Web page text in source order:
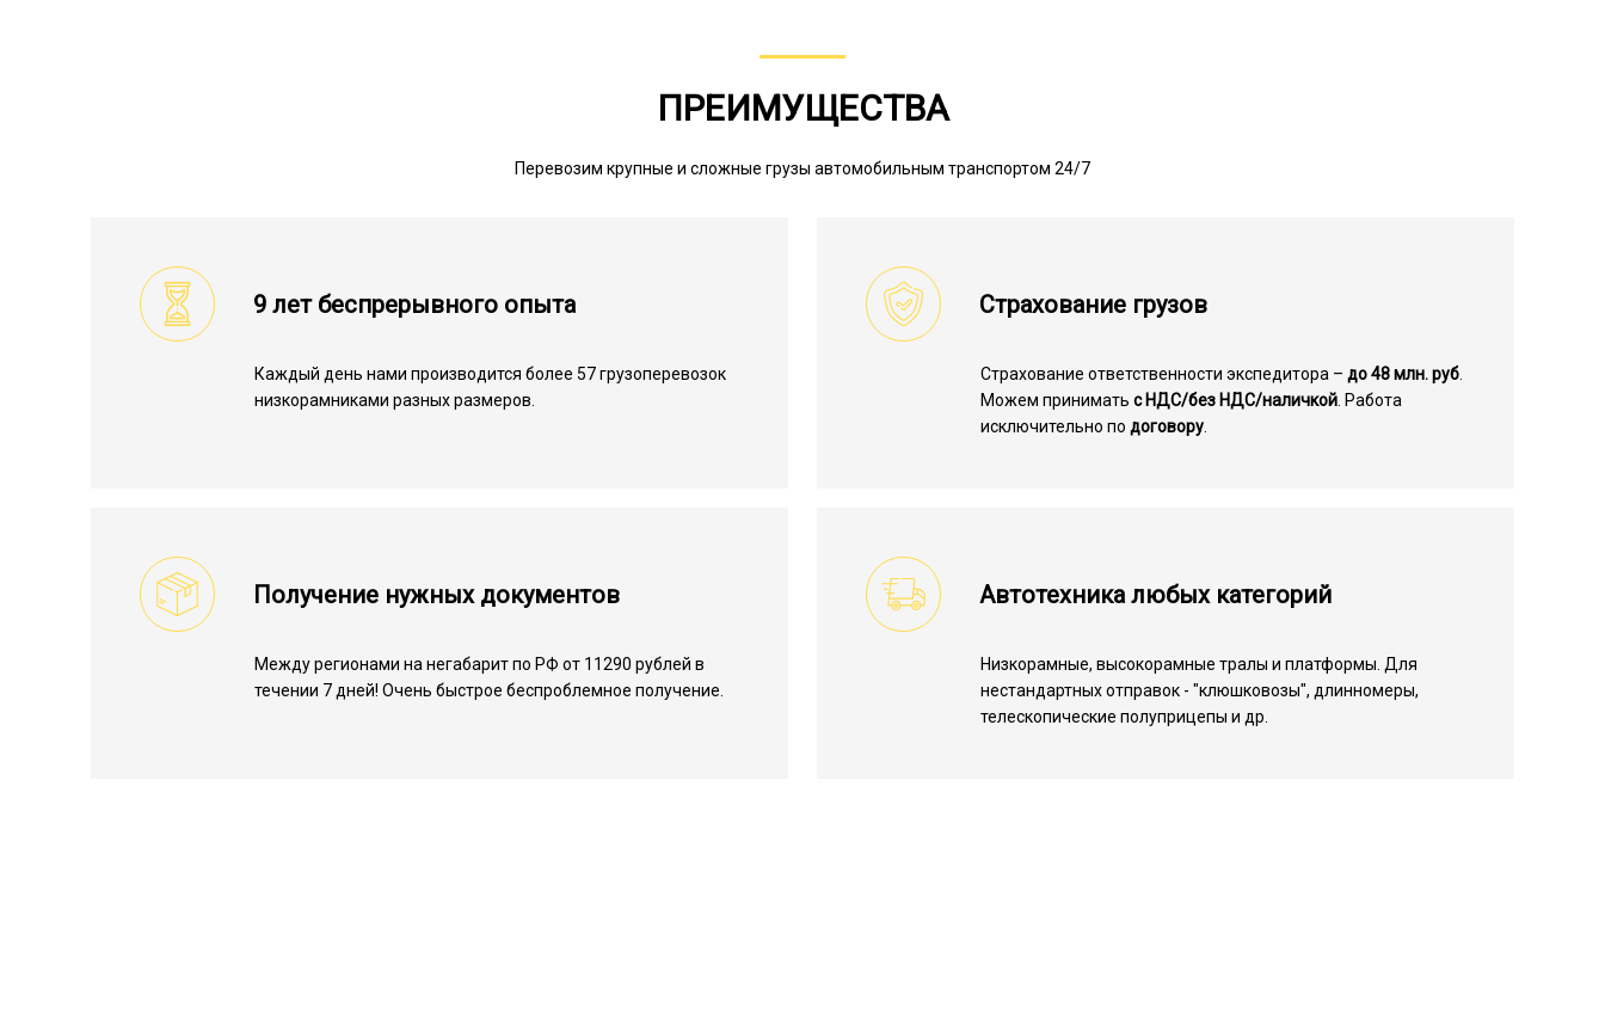
ПРЕИМУЩЕСТВА
Перевозим крупные и сложные грузы автомобильным транспортом 24/7
9 лет беспрерывного опыта
Каждый день нами производится более 57 грузоперевозок
низкорамниками разных размеров.
Страхование грузов
Страхование ответственности экспедитора –до 48 млн. руб
Можем приниматьс НДС/без НДС/наличкой . Работа
исключительно подоговору
Получение нужных документов
Между регионами на негабарит по РФ от 11290 рублей в
течении 7 дней! Очень быстрое беспроблемное получение.
Автотехника любых категорий
Низкорамные, высокорамные тралы и платформы. Для
нестандартных отправок - "клюшковозы", длинномеры,
телескопические полуприцепы и др.